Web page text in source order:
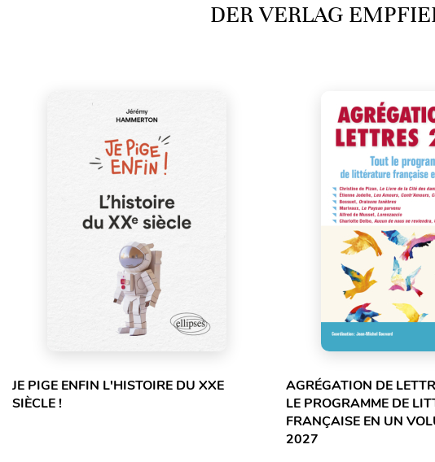
DER VERLAG
JE PIGE ENFIN L'HISTOIRE DU XXE
SIÈCLE !
AGRÉGATION DE
LE PROGRAMME DE
FRANÇAISE EN UN
2027